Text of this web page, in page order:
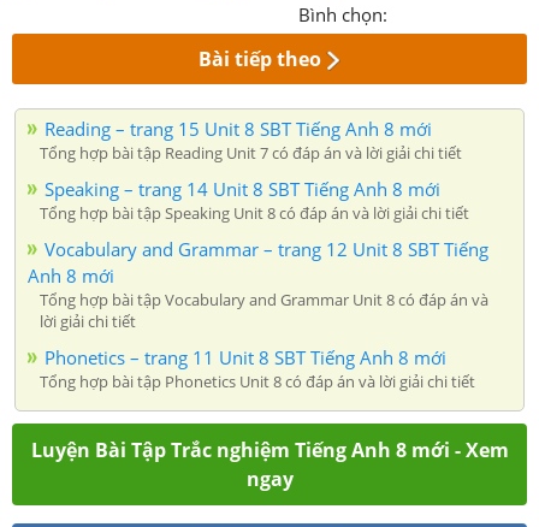
Bình chọn:
Bài tiếp theo
Reading – trang 15 Unit 8 SBT Tiếng Anh 8 mới
Tổng hợp bài tập Reading Unit 7 có đáp án và lời giải chi tiết
Speaking – trang 14 Unit 8 SBT Tiếng Anh 8 mới
Tổng hợp bài tập Speaking Unit 8 có đáp án và lời giải chi tiết
Vocabulary and Grammar – trang 12 Unit 8 SBT Tiếng
Anh 8 mới
Tổng hợp bài tập Vocabulary and Grammar Unit 8 có đáp án và
lời giải chi tiết
Phonetics – trang 11 Unit 8 SBT Tiếng Anh 8 mới
Tổng hợp bài tập Phonetics Unit 8 có đáp án và lời giải chi tiết
Luyện Bài Tập Trắc nghiệm Tiếng Anh 8 mới - Xem
ngay